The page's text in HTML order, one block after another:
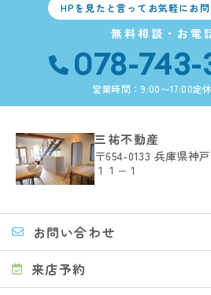
HPを見たと言ってお気軽にお
無料相談・お電
078-743-
営業時間：9:00〜17:00定
三祐不動産
〒654-0133 兵庫県神
１１−１
お問い合わせ
来店予約